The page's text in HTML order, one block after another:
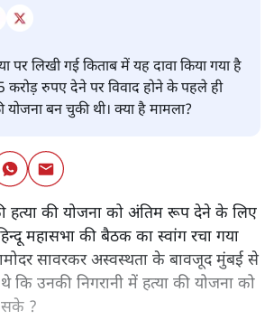
पर लिखी गई किताब में यह दावा किया गया है
करोड़ रुपए देने पर विवाद होने के पहले ही
योजना बन चुकी थी। क्या है मामला?
हत्या की योजना को अंतिम रूप देने के लिए
महासभा की बैठक का स्वांग रचा गया
सावरकर अस्वस्थता के बावजूद मुंबई से
उनकी निगरानी में हत्या की योजना को
सके ?